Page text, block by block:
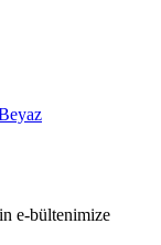
e-bültenimize